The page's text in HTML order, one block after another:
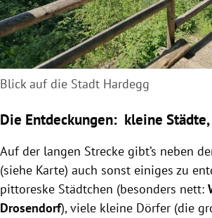
Blick auf die Stadt Hardegg
Die Entdeckungen: kleine
Auf der langen Strecke gibt’s neben
(siehe Karte) auch sonst einiges zu
pittoreske Städtchen (besonders nett:
Drosendorf), viele kleine Dörfer (die